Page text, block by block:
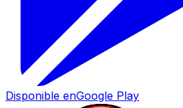
Disponible enGoogle Play